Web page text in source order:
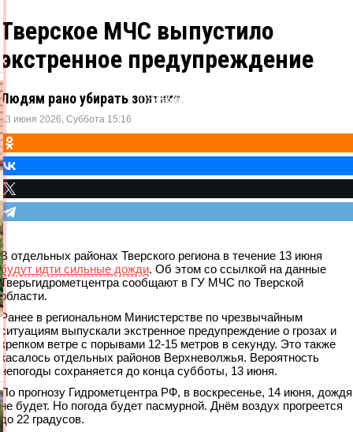
Тверское МЧС выпустило
экстренное предупреждение
Людям рано убирать зонтики.
13 июня 2026, Суббота 15:16
Одноклассники
ВКонтакте
X
Telegram
В отдельных районах Тверского региона в течение 13 июня
будут идти сильные дожди. Об этом со ссылкой на данные
Тверьгидрометцентра сообщают в ГУ МЧС по Тверской
области.
Ранее в региональном Министерстве по чрезвычайным
ситуациям выпускали экстренное предупреждение о грозах и
крепком ветре с порывами 12-15 метров в секунду. Это также
касалось отдельных районов Верхневолжья. Вероятность
непогоды сохраняется до конца субботы, 13 июня.
По прогнозу Гидрометцентра РФ, в воскресенье, 14 июня, дождя
не будет. Но погода будет пасмурной. Днём воздух прогреется
до 22 градусов.